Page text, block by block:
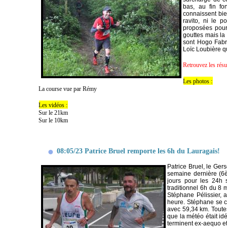
bas, au fin
connaissent
ravito, ni le
proposées
gouttes mais
sont Hogo
Loïc Loubière
Retrouvez les
Les photos :
La course vue par Rémy
Les vidéos :
Sur le 21km
Sur le 10km
08:05/23 Patrice Bruel remporte les 6h du Lauragais!
Patrice Bruel, le
semaine dernière
jours pour les 24h
traditionnel 6h du 8
Stéphane Pélissier,
heure. Stéphane se
avec 59,34 km.
que la météo était
terminent ex-aequo